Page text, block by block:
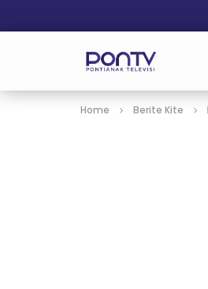
Home Berite Kite